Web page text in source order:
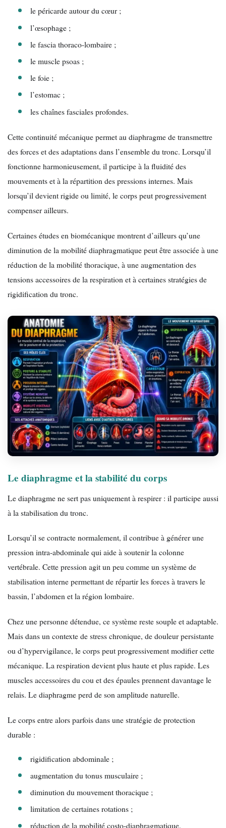
le péricarde autour du cœur ;
l’œsophage ;
le fascia thoraco-lombaire ;
le muscle psoas ;
le foie ;
l’estomac ;
les chaînes fasciales profondes.
Cette continuité mécanique permet au diaphragme de transmettre
des forces et des adaptations dans l’ensemble du tronc. Lorsqu’il
fonctionne harmonieusement, il participe à la fluidité des
mouvements et à la répartition des pressions internes. Mais
lorsqu’il devient rigide ou limité, le corps peut progressivement
compenser ailleurs.
Certaines études en biomécanique montrent d’ailleurs qu’une
diminution de la mobilité diaphragmatique peut être associée à une
réduction de la mobilité thoracique, à une augmentation des
tensions accessoires de la respiration et à certaines stratégies de
rigidification du tronc.
Le diaphragme et la stabilité du corps
Le diaphragme ne sert pas uniquement à respirer : il participe aussi
à la stabilisation du tronc.
Lorsqu’il se contracte normalement, il contribue à générer une
pression intra-abdominale qui aide à soutenir la colonne
vertébrale. Cette pression agit un peu comme un système de
stabilisation interne permettant de répartir les forces à travers le
bassin, l’abdomen et la région lombaire.
Chez une personne détendue, ce système reste souple et adaptable.
Mais dans un contexte de stress chronique, de douleur persistante
ou d’hypervigilance, le corps peut progressivement modifier cette
mécanique. La respiration devient plus haute et plus rapide. Les
muscles accessoires du cou et des épaules prennent davantage le
relais. Le diaphragme perd de son amplitude naturelle.
Le corps entre alors parfois dans une stratégie de protection
durable :
rigidification abdominale ;
augmentation du tonus musculaire ;
diminution du mouvement thoracique ;
limitation de certaines rotations ;
réduction de la mobilité costo-diaphragmatique.